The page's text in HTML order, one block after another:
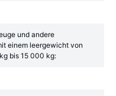
und andere
einem leergewicht von
bis 15 000 kg: